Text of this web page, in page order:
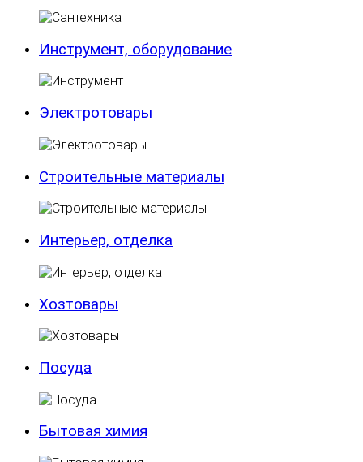
Инструмент, оборудование
Электротовары
Строительные материалы
Интерьер, отделка
Хозтовары
Посуда
Бытовая химия